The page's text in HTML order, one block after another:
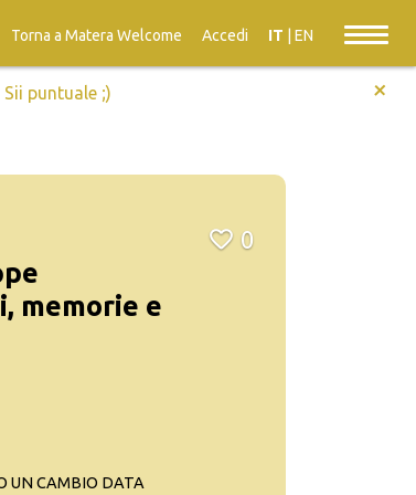
Torna a Matera Welcome Accedi IT EN
Sii puntuale ;) +
memorie e
0
UN CAMBIO DATA